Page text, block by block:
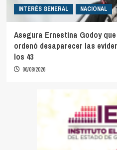
INTERÉS GENERAL NACIONAL
Asegura Ernestina Godoy
ordenó desaparecer las
los 43
06/08/2026